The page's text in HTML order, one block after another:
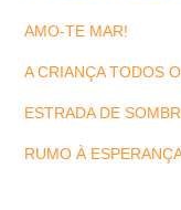
AMO-TE MAR!
A CRIANÇA TODOS
ESTRADA DE
RUMO À